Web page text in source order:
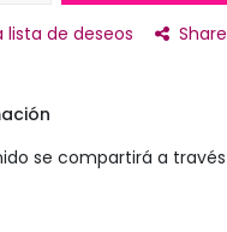
lista de deseos Share
se compartirá a